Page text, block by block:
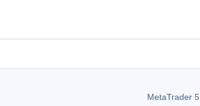
MetaTrader 5